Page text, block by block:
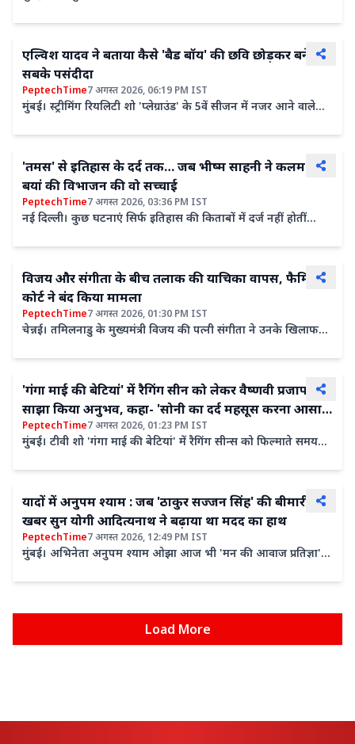
एल्विश यादव ने बताया कैसे 'बैड बॉय' की छवि छोड़कर बने
सबके पसंदीदा
PeptechTime7 अगस्त 2026, 06:19 PM IST
मुंबई। स्ट्रीमिंग रियलिटी शो 'प्लेग्राउंड' के 5वें सीजन में नजर आने वाले
'तमस' से इतिहास के दर्द तक… जब भीष्म साहनी ने कलम से
बयां की विभाजन की वो सच्चाई
PeptechTime7 अगस्त 2026, 03:36 PM IST
नई दिल्ली। कुछ घटनाएं सिर्फ इतिहास की किताबों में दर्ज नहीं होतीं
विजय और संगीता के बीच तलाक की याचिका वापस, फैमिली
कोर्ट ने बंद किया मामला
PeptechTime7 अगस्त 2026, 01:30 PM IST
चेन्नई। तमिलनाडु के मुख्यमंत्री विजय की पत्नी संगीता ने उनके खिलाफ
'गंगा माई की बेटियां' में रैगिंग सीन को लेकर वैष्णवी प्रजापति ने
साझा किया अनुभव, कहा- 'सोनी का दर्द महसूस करना आसान
नहीं था'
PeptechTime7 अगस्त 2026, 01:23 PM IST
मुंबई। टीवी शो 'गंगा माई की बेटियां' में रैगिंग सीन्स को फिल्माते समय
यादों में अनुपम श्याम : जब 'ठाकुर सज्जन सिंह' की बीमारी की
खबर सुन योगी आदित्यनाथ ने बढ़ाया था मदद का हाथ
PeptechTime7 अगस्त 2026, 12:49 PM IST
मुंबई। अभिनेता अनुपम श्याम ओझा आज भी 'मन की आवाज प्रतिज्ञा' में
Load More